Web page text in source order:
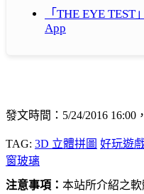
「THE EYE
App
發文時間：5/24/2016 16:00
TAG: 3D 立體拼圖 好玩遊
窗玻璃
注意事項： 本站所介紹之